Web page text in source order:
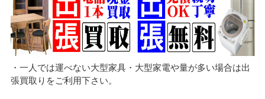
・一人では運べない大型家具・大型家電や量が多い場合は出
張買取りをご利用下さい。